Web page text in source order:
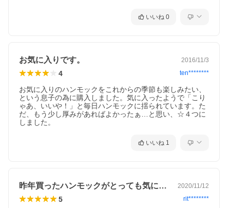
いいね 0
お気に入りです。 2016/11/3
4 ten********
お気に入りのハンモックをこれからの季節も楽しみたい、
という息子の為に購入しました。気に入ったようで「こり
ゃあ、いいや！」と毎日ハンモックに揺られています。た
だ、もう少し厚みがあればよかったぁ…と思い、☆４つに
しました。
いいね 1
昨年買ったハンモックがとっても気に入っ… 2020/11/12
5 rit********